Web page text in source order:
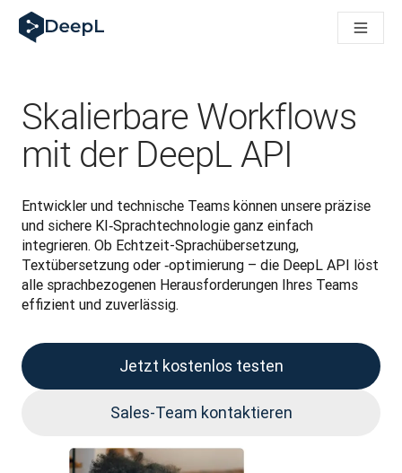
DeepL für KI‑Agenten
DeepL Translation Flow: Neue KI-gestützte Workflows für
Was bedeutet Vertrauen in KI‑Sprachtechnologie? Ein
Aufbau der Übersetzungsqualitätsbewertung bei DeepL
Von hochwertiger Textübersetzung zur Echtzeit-
Skalierbare Workflows
mit der DeepL API
Entwickler und technische Teams können unsere präzise
und sichere KI‑Sprachtechnologie ganz einfach
integrieren. Ob Echtzeit-Sprachübersetzung,
Textübersetzung oder ‑optimierung – die DeepL API löst
alle sprachbezogenen Herausforderungen Ihres Teams
effizient und zuverlässig.
Jetzt kostenlos testen
Sales-Team kontaktieren